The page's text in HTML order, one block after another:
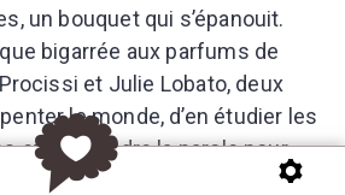
un bouquet qui s’épanouit.
bigarrée aux parfums de
Procissi et Julie Lobato, deux
le monde, d’en étudier les
et de prendre la parole pour
multiples.